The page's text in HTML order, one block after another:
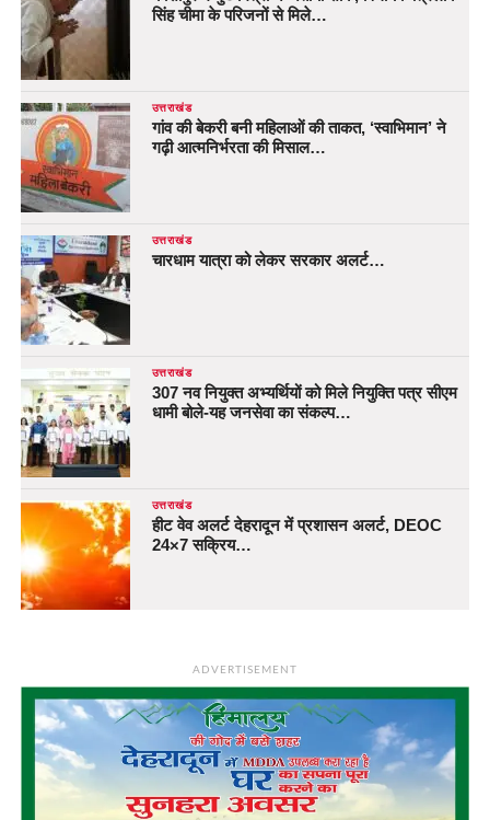
सिंह चीमा के परिजनों से मिले…
उत्तराखंड
गांव की बेकरी बनी महिलाओं की ताकत, ‘स्वाभिमान’ ने
गढ़ी आत्मनिर्भरता की मिसाल…
उत्तराखंड
चारधाम यात्रा को लेकर सरकार अलर्ट…
उत्तराखंड
307 नव नियुक्त अभ्यर्थियों को मिले नियुक्ति पत्र सीएम
धामी बोले-यह जनसेवा का संकल्प…
उत्तराखंड
हीट वेव अलर्ट देहरादून में प्रशासन अलर्ट, DEOC
24×7 सक्रिय…
ADVERTISEMENT